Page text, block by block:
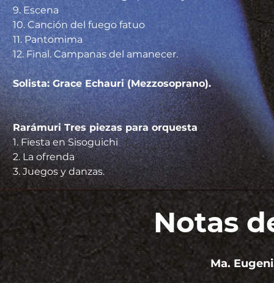
9. Escena
10. Canción del fuego fatuo
11. Pantomima
12. Final. Campanas del amanecer.
Solista: Grace Echauri (Mezzosoprano).
Rarámuri Tres piezas para orquesta
1. Fiesta en Sisoguichi
2. La ofrenda
3. Juegos y danzas.
Notas
Ma.